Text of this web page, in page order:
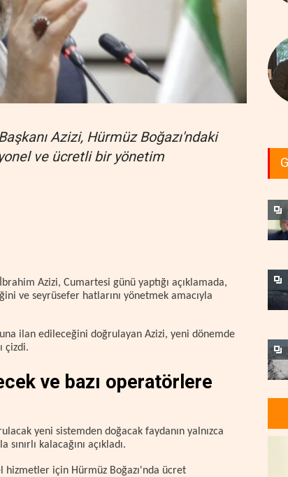
Azizi, Hürmüz Boğazı'ndaki
ve ücretli bir yönetim
Azizi, Cumartesi günü yaptığı açıklamada,
ve seyrüsefer hatlarını yönetmek amacıyla
ilan edileceğini doğrulayan Azizi, yeni dönemde
çizdi.
ve bazı operatörlere
yeni sistemden doğacak faydanın yalnızca
kalacağını açıkladı.
hizmetler için Hürmüz Boğazı'nda ücret